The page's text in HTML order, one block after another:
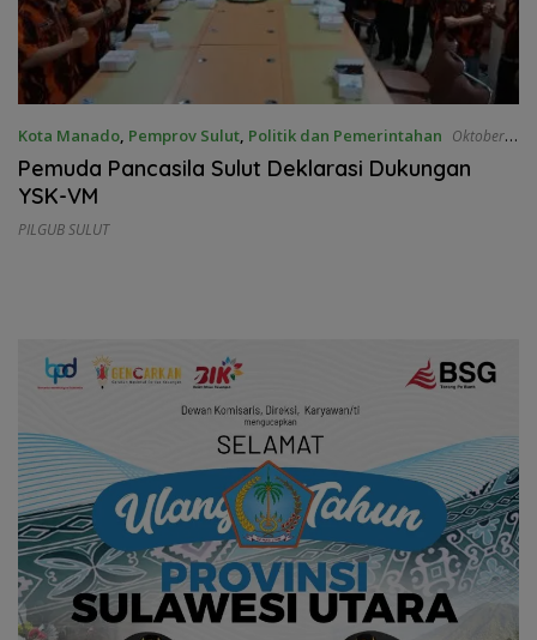
Kota Manado, Pemprov Sulut, Politik dan Pemerintahan Oktober
28, 2024
Pemuda Pancasila Sulut Deklarasi Dukungan
YSK-VM
PILGUB SULUT